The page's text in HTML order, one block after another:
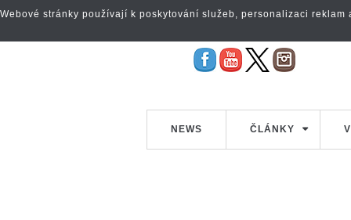
NEWS ČLÁNKY
Webové stránky používají k poskytování služeb, personalizaci